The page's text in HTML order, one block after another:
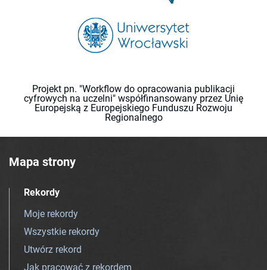
Projekt pn. "Workflow do opracowania publikacji
cyfrowych na uczelni" współfinansowany przez Unię
Europejską z Europejskiego Funduszu Rozwoju
Regionalnego
Mapa strony
Rekordy
Moje rekordy
Wszystkie rekordy
Utwórz rekord
Jak pracować z rekordem